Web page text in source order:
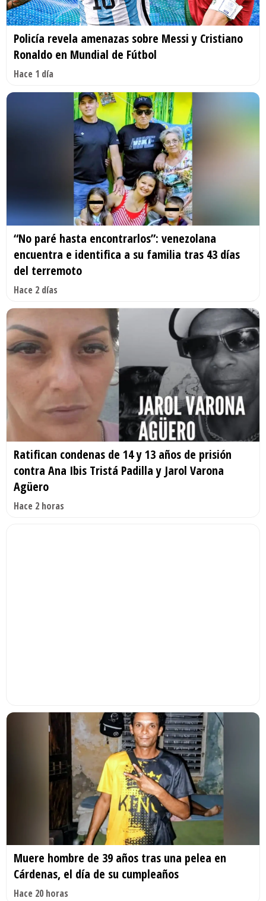
Policía revela amenazas sobre Messi y Cristiano
Ronaldo en Mundial de Fútbol
Hace 1 día
“No paré hasta encontrarlos”: venezolana
encuentra e identifica a su familia tras 43 días
del terremoto
Hace 2 días
Ratifican condenas de 14 y 13 años de prisión
contra Ana Ibis Tristá Padilla y Jarol Varona
Agüero
Hace 2 horas
Muere hombre de 39 años tras una pelea en
Cárdenas, el día de su cumpleaños
Hace 20 horas